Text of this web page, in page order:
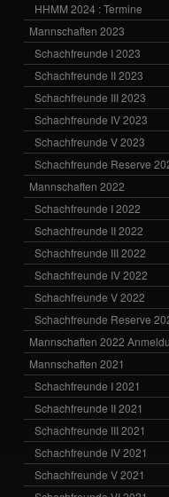
HHMM 2024 : Termine
Mannschaften 2023
Schachfreunde I 2023
Schachfreunde II 2023
Schachfreunde III 2023
Schachfreunde IV 2023
Schachfreunde V 2023
Schachfreunde Reserve
Mannschaften 2022
Schachfreunde I 2022
Schachfreunde II 2022
Schachfreunde III 2022
Schachfreunde IV 2022
Schachfreunde V 2022
Schachfreunde Reserve
Mannschaften 2022
Mannschaften 2021
Schachfreunde I 2021
Schachfreunde II 2021
Schachfreunde III 2021
Schachfreunde IV 2021
Schachfreunde V 2021